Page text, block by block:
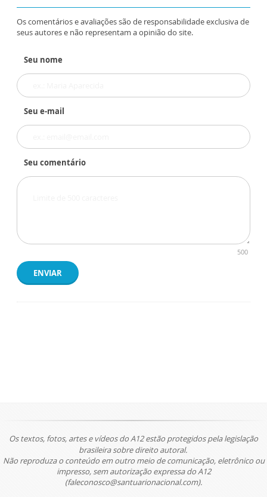
Os comentários e avaliações são de responsabilidade exclusiva de
seus autores e não representam a opinião do site.
Seu nome
Seu e-mail
Seu comentário
500
ENVIAR
Os textos, fotos, artes e vídeos do A12 estão protegidos pela legislação
brasileira sobre direito autoral.
Não reproduza o conteúdo em outro meio de comunicação, eletrônico ou
impresso, sem autorização expressa do A12
(faleconosco@santuarionacional.com).